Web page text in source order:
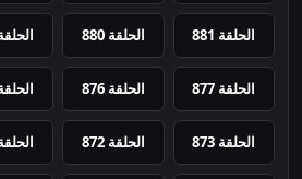
الحلقة 881 الحلقة 880 الحلقة
الحلقة 877 الحلقة 876 الحلقة
الحلقة 873 الحلقة 872 الحلقة